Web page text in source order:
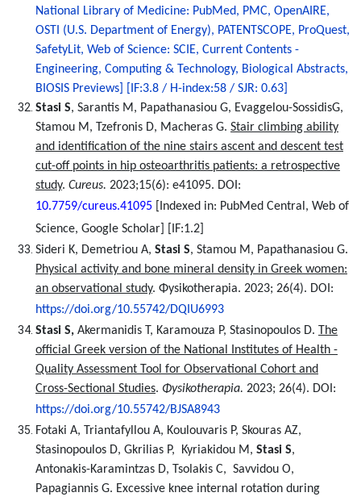
National Library of Medicine: PubMed, PMC, OpenAIRE,
OSTI (U.S. Department of Energy), PATENTSCOPE, ProQuest,
SafetyLit, Web of Science: SCIE, Current Contents -
Engineering, Computing & Technology, Biological Abstracts,
BIOSIS Previews] [IF:3.8 / H-index:58 / SJR: 0.63]
Stasi S, Sarantis M, Papathanasiou G, Evaggelou-SossidisG,
Stamou M, Tzefronis D, Macheras G. Stair climbing ability
and identification of the nine stairs ascent and descent test
cut-off points in hip osteoarthritis patients: a retrospective
study. Cureus. 2023;15(6): e41095. DOI:
10.7759/cureus.41095
[Indexed in: PubMed Central, Web of
Science, Google Scholar] [IF:1.2]
Sideri K, Demetriou A, Stasi S, Stamou M, Papathanasiou G.
Physical activity and bone mineral density in Greek women:
an observational study. Φysikotherapia. 2023; 26(4). DOI:
https://doi.org/10.55742/DQIU6993
Stasi S, Akermanidis T, Karamouza P, Stasinopoulos D. The
official Greek version of the National Institutes of Health -
Quality Assessment Tool for Observational Cohort and
Cross-Sectional Studies. Φysikotherapia. 2023; 26(4). DOI:
https://doi.org/10.55742/BJSA8943
Fotaki A, Triantafyllou A, Koulouvaris P, Skouras AZ,
Stasinopoulos D, Gkrilias P, Kyriakidou M, Stasi S,
Antonakis-Karamintzas D, Tsolakis C, Savvidou O,
Papagiannis G. Excessive knee internal rotation during